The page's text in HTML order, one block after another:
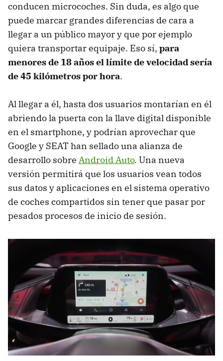
conducen microcoches. Sin duda, es algo que
puede marcar grandes diferencias de cara a
llegar a un público mayor y que por ejemplo
quiera transportar equipaje. Eso sí, para
menores de 18 años el límite de velocidad sería
de 45 kilómetros por hora.
Al llegar a él, hasta dos usuarios montarían en él
abriendo la puerta con la llave digital disponible
en el smartphone, y podrían aprovechar que
Google y SEAT han sellado una alianza de
desarrollo sobre Android Auto. Una nueva
versión permitirá que los usuarios vean todos
sus datos y aplicaciones en el sistema operativo
de coches compartidos sin tener que pasar por
pesados procesos de inicio de sesión.